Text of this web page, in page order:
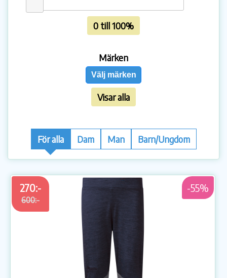
0 till 100%
Märken
Välj märken
Visar alla
För alla Dam Man Barn/Ungdom
270:-
600:-
-55%